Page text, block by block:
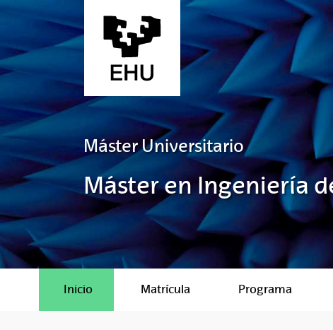
Máster Universitario
Máster en Ingeniería
Inicio Matrícula Programa